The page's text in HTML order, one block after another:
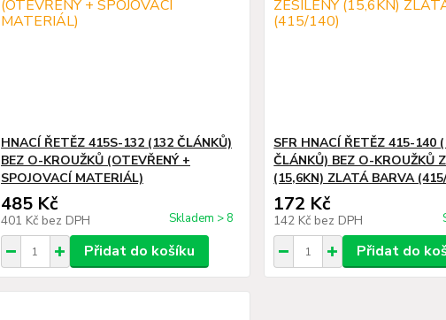
HNACÍ ŘETĚZ 415S-132 (132 ČLÁNKŮ)
BEZ O-KROUŽKŮ (OTEVŘENÝ +
SPOJOVACÍ MATERIÁL)
485 Kč
401 Kč bez DPH Skladem > 8
Přidat do košíku
SFR HNACÍ ŘETĚZ 415-140
ČLÁNKŮ) BEZ O-KROUŽKŮ
(15,6KN) ZLATÁ BARVA
172 Kč
142 Kč bez DPH
Přidat do